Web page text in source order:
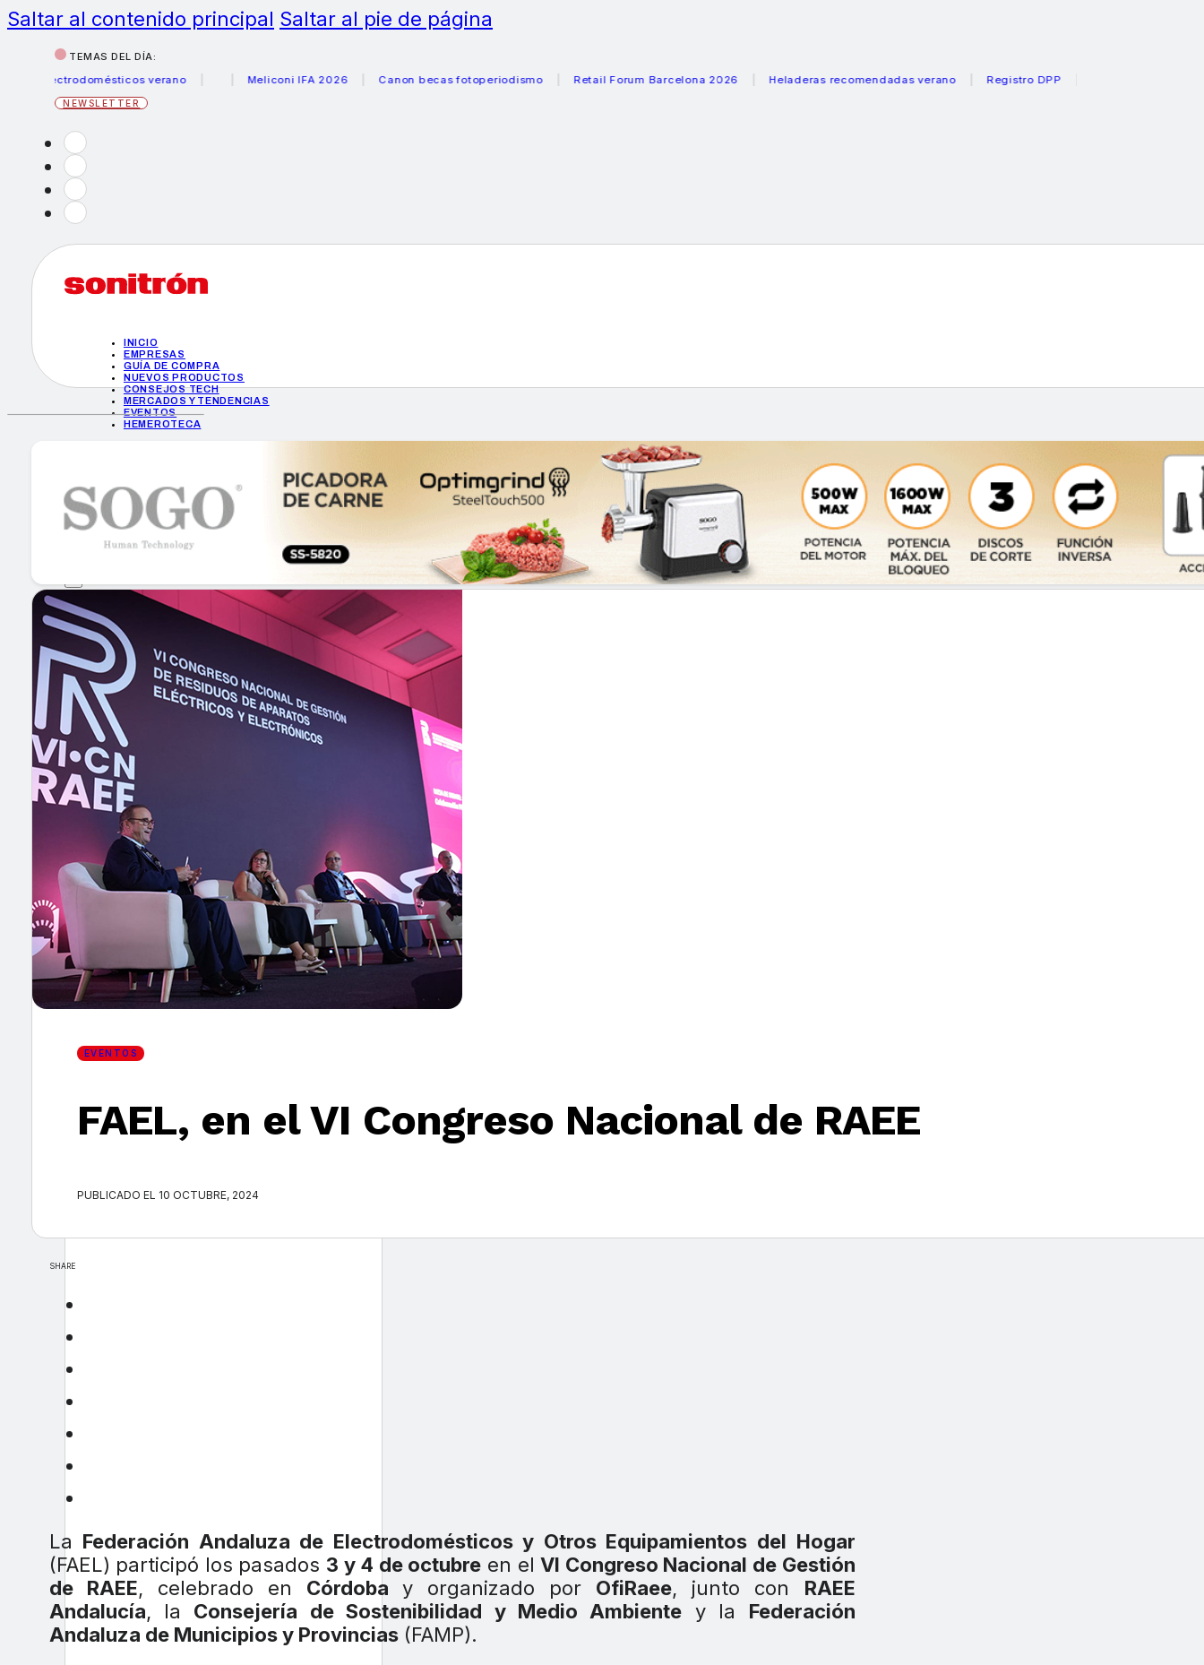
Saltar al contenido principal Saltar al pie de página
TEMAS DEL DÍA:
verano
Meliconi IFA 2026 Canon becas fotoperiodismo Retail Forum Barcelona 2026 Heladeras recomendadas verano Registro DPP
NEWSLETTER
INICIO
EMPRESAS
GUÍA DE COMPRA
NUEVOS PRODUCTOS
CONSEJOS TECH
MERCADOS Y TENDENCIAS
EVENTOS
HEMEROTECA
GUÍA DE COMPRA
NUEVOS PRODUCTOS
CONSEJOS TECH
MERCADOS Y TENDENCIAS
HEMEROTECA
Encuentra tu noticia
Buscar
×
EVENTOS
FAEL, en el VI Congreso Nacional de RAEE
PUBLICADO EL 10 OCTUBRE, 2024
SHARE
La Federación Andaluza de Electrodomésticos y Otros Equipamientos del Hogar
(FAEL) participó los pasados 3 y 4 de octubre en elVI Congreso Nacional de Gestión
de RAEE, celebrado en Córdoba y organizado por OfiRaee, junto con RAEE
Andalucía, la Consejería de Sostenibilidad y Medio Ambiente y la Federación
Andaluza de Municipios y Provincias(FAMP).